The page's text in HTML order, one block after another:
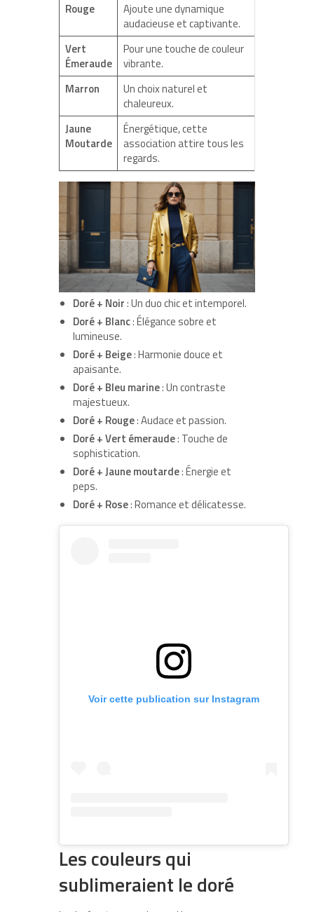
Rouge
Ajoute une dynamique
audacieuse et captivante.
Vert
Émeraude
Pour une touche de couleur
vibrante.
Marron
Un choix naturel et
chaleureux.
Jaune
Moutarde
Énergétique, cette
association attire tous les
regards.
Doré + Noir: Un duo chic et intemporel.
Doré + Blanc: Élégance sobre et
lumineuse.
Doré + Beige: Harmonie douce et
apaisante.
Doré + Bleu marine: Un contraste
majestueux.
Doré + Rouge: Audace et passion.
Doré + Vert émeraude: Touche de
sophistication.
Doré + Jaune moutarde: Énergie et
peps.
Doré + Rose: Romance et délicatesse.
Voir cette publication sur Instagram
Les couleurs qui
sublimeraient le doré